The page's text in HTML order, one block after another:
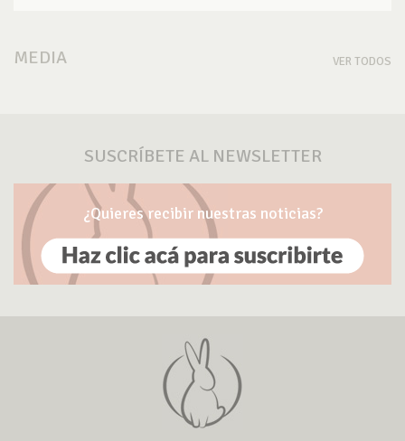
MEDIA VER TODOS
SUSCRÍBETE AL NEWSLETTER
¿Quieres recibir nuestras noticias?